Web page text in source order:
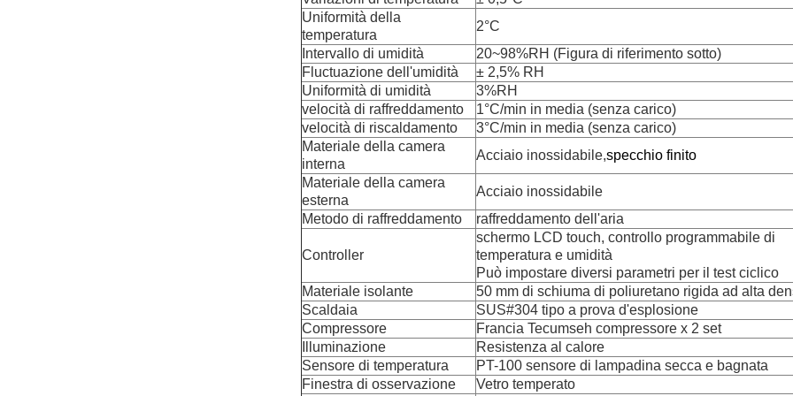
Uniformità della
temperatura
2°C
Intervallo di umidità
20~98%RH (Figura di riferimento sotto)
Fluctuazione dell'umidità
± 2,5% RH
Uniformità di umidità
3%RH
velocità di raffreddamento
1°C/min in media (senza carico)
velocità di riscaldamento
3°C/min in media (senza carico)
Materiale della camera
interna
Acciaio inossidabile,specchio finito
Materiale della camera
esterna
Acciaio inossidabile
Metodo di raffreddamento
raffreddamento dell'aria
Controller
schermo LCD touch, controllo programmabile di
temperatura e umidità
Può impostare diversi parametri per il test ciclico
Materiale isolante
50 mm di schiuma di poliuretano rigida ad alta
Scaldaia
SUS#304 tipo a prova d'esplosione
Compressore
Francia Tecumseh compressore x 2 set
Illuminazione
Resistenza al calore
Sensore di temperatura
PT-100 sensore di lampadina secca e bagnata
Finestra di osservazione
Vetro temperato